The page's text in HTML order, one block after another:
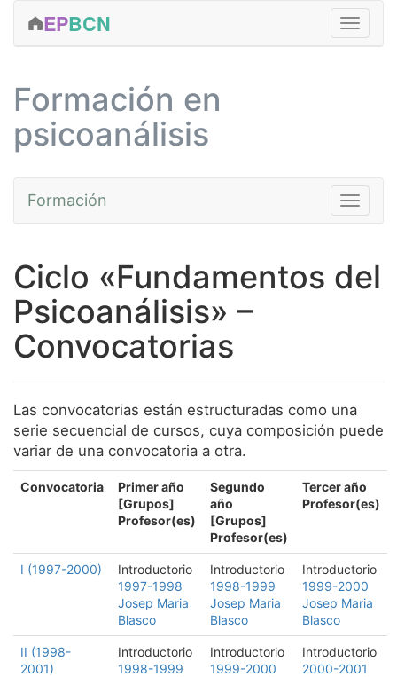
EPBCN
CLÍNICA
ACTIVIDADES
SERVICIOS
CONTACTAR
MÁS...
Formación en
psicoanálisis
Toggle
Formación
Fundamentos
Avanzada
Prácticas
Servicios
Equipo
Noticias
Ciclo «Fundamentos del
Psicoanálisis» –
Convocatorias
Las convocatorias están estructuradas como una
serie secuencial de cursos, cuya composición puede
variar de una convocatoria a otra.
Convocatoria
Primer año
[Grupos]
Profesor(es)
Segundo
año
[Grupos]
Profesor(es)
Tercer año
Profesor(es)
I (1997-2000)
Introductorio
1997-1998
Josep Maria
Blasco
Introductorio
1998-1999
Josep Maria
Blasco
Introductorio
1999-2000
Josep Maria
Blasco
II (1998-
2001)
Introductorio
1998-1999
Introductorio
1999-2000
Introductorio
2000-2001